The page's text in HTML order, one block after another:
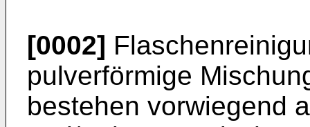
[0002]
pulverförmige
bestehen vorwiegend